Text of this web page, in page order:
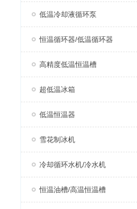
低温冷却液循环泵
恒温循环器/低温循环器
高精度低温恒温槽
超低温冰箱
低温恒温器
雪花制冰机
冷却循环水机/冷水机
恒温油槽/高温恒温槽